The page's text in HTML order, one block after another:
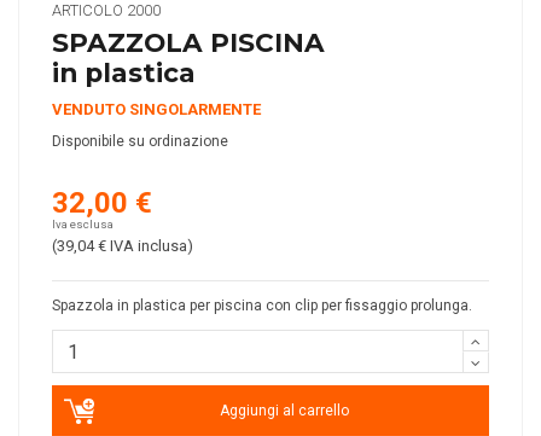
ARTICOLO 2000
SPAZZOLA PISCINA
in plastica
VENDUTO SINGOLARMENTE
Disponibile su ordinazione
32,00 €
Iva esclusa
(39,04 € IVA inclusa)
Spazzola in plastica per piscina con clip per fissaggio prolunga.
Aggiungi al carrello